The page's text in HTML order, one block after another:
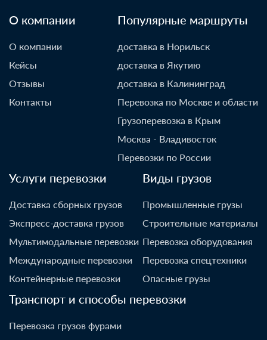
О компании
О компании
Кейсы
Отзывы
Контакты
Популярные маршруты
доставка в Норильск
доставка в Якутию
доставка в Калининград
Перевозка по Москве и области
Грузоперевозка в Крым
Москва - Владивосток
Перевозки по России
Услуги перевозки
Доставка сборных грузов
Экспресс-доставка грузов
Мультимодальные перевозки
Международные перевозки
Контейнерные перевозки
Виды грузов
Промышленные грузы
Строительные материалы
Перевозка оборудования
Перевозка спецтехники
Опасные грузы
Транспорт и способы перевозки
Перевозка грузов фурами